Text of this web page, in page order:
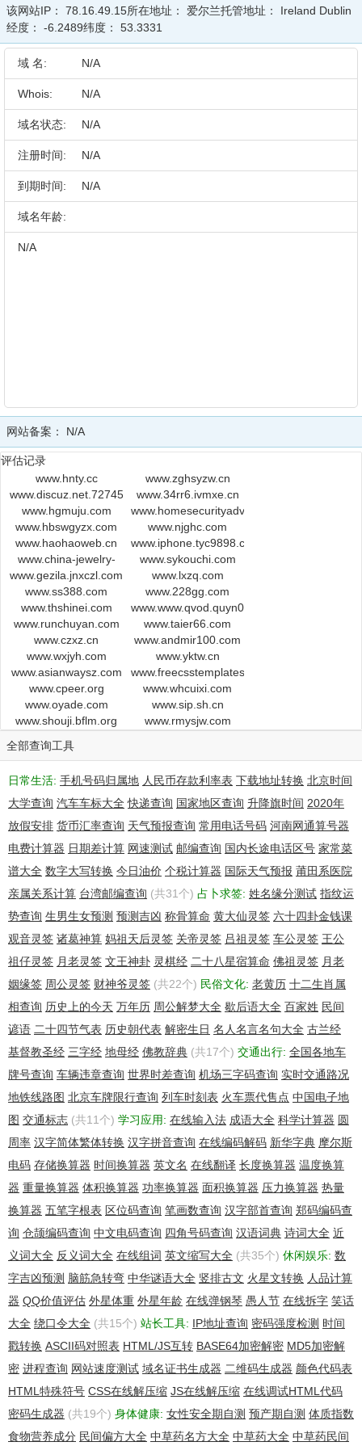
该网站IP： 78.16.49.15所在地址： 爱尔兰托管地址： Ireland Dublin
经度： -6.2489纬度： 53.3331
域 名: N/A
Whois: N/A
域名状态: N/A
注册时间: N/A
到期时间: N/A
域名年龄:
N/A
网站备案： N/A
评估记录
www.hnty.cc
www.zghsyzw.cn
www.discuz.net.72745.sdoso.ac.cnwww.34rr6.ivmxe.cn
www.hgmuju.com
www.homesecurityadvice.com
www.hbswgyzx.com
www.njghc.com
www.haohaoweb.cn
www.iphone.tyc9898.com
www.china-jewelry-
supply.com
www.sykouchi.com
www.gezila.jnxczl.com
www.lxzq.com
www.ss388.com
www.228gg.com
www.thshinei.com
www.www.qvod.quyn03.com
www.runchuyan.com
www.taier66.com
www.czxz.cn
www.andmir100.com
www.wxjyh.com
www.yktw.cn
www.asianwaysz.com
www.freecsstemplates.org
www.cpeer.org
www.whcuixi.com
www.oyade.com
www.sip.sh.cn
www.shouji.bflm.org
www.rmysjw.com
全部查询工具
日常生活: 手机号码归属地 人民币存款利率表 下载地址转换 北京时间
大学查询 汽车车标大全 快递查询 国家地区查询 升降旗时间 2020年
放假安排 货币汇率查询 天气预报查询 常用电话号码 河南网通算号器
电费计算器 日期差计算 网速测试 邮编查询 国内长途电话区号 家常菜
谱大全 数字大写转换 今日油价 个税计算器 国际天气预报 莆田系医院
亲属关系计算 台湾邮编查询 (共31个) 占卜求签: 姓名缘分测试 指纹运
势查询 生男生女预测 预测吉凶 称骨算命 黄大仙灵签 六十四卦金钱课
观音灵签 诸葛神算 妈祖天后灵签 关帝灵签 吕祖灵签 车公灵签 王公
祖仔灵签 月老灵签 文王神卦 灵棋经 二十八星宿算命 佛祖灵签 月老
姻缘签 周公灵签 财神爷灵签 (共22个) 民俗文化: 老黄历 十二生肖属
相查询 历史上的今天 万年历 周公解梦大全 歇后语大全 百家姓 民间
谚语 二十四节气表 历史朝代表 解密生日 名人名言名句大全 古兰经
基督教圣经 三字经 地母经 佛教辞典 (共17个) 交通出行: 全国各地车
牌号查询 车辆违章查询 世界时差查询 机场三字码查询 实时交通路况
地铁线路图 北京车牌限行查询 列车时刻表 火车票代售点 中国电子地
图 交通标志 (共11个) 学习应用: 在线输入法 成语大全 科学计算器 圆
周率 汉字简体繁体转换 汉字拼音查询 在线编码解码 新华字典 摩尔斯
电码 存储换算器 时间换算器 英文名 在线翻译 长度换算器 温度换算
器 重量换算器 体积换算器 功率换算器 面积换算器 压力换算器 热量
换算器 五笔字根表 区位码查询 笔画数查询 汉字部首查询 郑码编码查
询 仓颉编码查询 中文电码查询 四角号码查询 汉语词典 诗词大全 近
义词大全 反义词大全 在线组词 英文缩写大全 (共35个) 休闲娱乐: 数
字吉凶预测 脑筋急转弯 中华谜语大全 竖排古文 火星文转换 人品计算
器 QQ价值评估 外星体重 外星年龄 在线弹钢琴 愚人节 在线拆字 笑话
大全 绕口令大全 (共15个) 站长工具: IP地址查询 密码强度检测 时间
戳转换 ASCII码对照表 HTML/JS互转 BASE64加密解密 MD5加密解
密 进程查询 网站速度测试 域名证书生成器 二维码生成器 颜色代码表
HTML特殊符号 CSS在线解压缩 JS在线解压缩 在线调试HTML代码
密码生成器 (共19个) 身体健康: 女性安全期自测 预产期自测 体质指数
食物营养成分 民间偏方大全 中草药名方大全 中草药大全 中草药民间